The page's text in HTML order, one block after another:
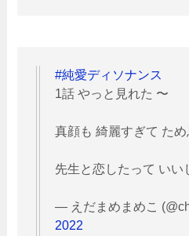
#純愛ディソナンス
1話 やっと見れた 〜
真顔も 綺麗すぎて た
先生と恋したって い
— えだまめまめこ
2022